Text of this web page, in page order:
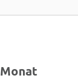
Monat